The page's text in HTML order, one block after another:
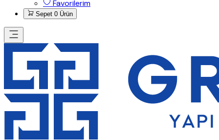
Favorilerim
Sepet 0 Ürün